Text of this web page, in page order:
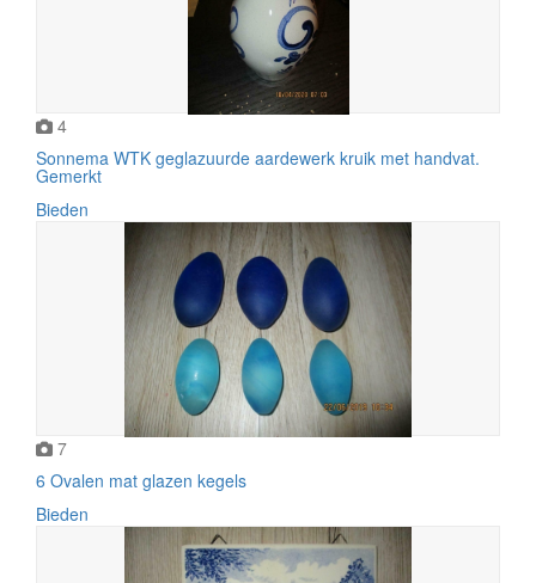
4
Sonnema WTK geglazuurde aardewerk kruik met handvat.
Gemerkt
Bieden
7
6 Ovalen mat glazen kegels
Bieden